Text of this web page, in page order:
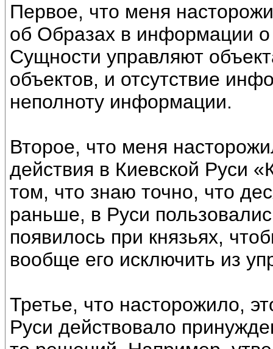
Первое, что меня
об Образах в информации
Сущности управляют
объектов, и отсутствие
неполноту информации.
Второе, что меня
действия в Киевской Руси
том, что знаю точно, что
раньше, в Руси
появилось при князьях,
вообще его исключить из
Третье, что насторожило,
Руси действовало